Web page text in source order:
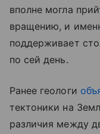
вполне могла
вращению, и
поддерживает
по сей день.
Ранее геологи
тектоники на
различия между